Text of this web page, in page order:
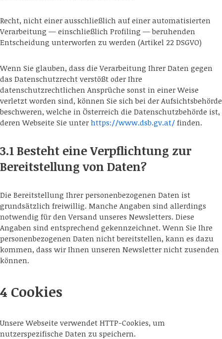
Recht, nicht einer ausschließlich auf einer automatisierten
Verarbeitung — einschließlich Profiling — beruhenden
Entscheidung unterworfen zu werden (Artikel 22 DSGVO)
Wenn Sie glauben, dass die Verarbeitung Ihrer Daten gegen
das Datenschutzrecht verstößt oder Ihre
datenschutzrechtlichen Ansprüche sonst in einer Weise
verletzt worden sind, können Sie sich bei der Aufsichtsbehörde
beschweren, welche in Österreich die Datenschutzbehörde ist,
deren Webseite Sie unter https://www.dsb.gv.at/ finden.
3.1 Besteht eine Verpflichtung zur
Bereitstellung von Daten?
Die Bereitstellung Ihrer personenbezogenen Daten ist
grundsätzlich freiwillig. Manche Angaben sind allerdings
notwendig für den Versand unseres Newsletters. Diese
Angaben sind entsprechend gekennzeichnet. Wenn Sie Ihre
personenbezogenen Daten nicht bereitstellen, kann es dazu
kommen, dass wir Ihnen unseren Newsletter nicht zusenden
können.
4 Cookies
Unsere Webseite verwendet HTTP-Cookies, um
nutzerspezifische Daten zu speichern.